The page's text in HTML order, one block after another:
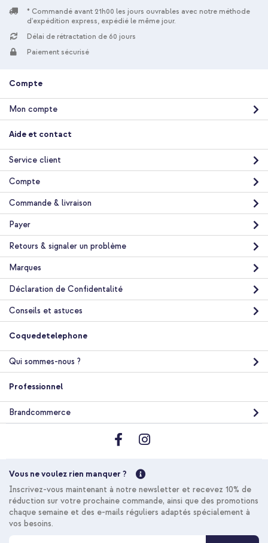
* Commandé avant 21h00 les jours ouvrables avec notre méthode
d'expédition express, expédié le même jour.
Délai de rétractation de 60 jours
Paiement sécurisé
Compte
Mon compte
Aide et contact
Service client
Compte
Commande & livraison
Payer
Retours & signaler un problème
Marques
Déclaration de Confidentalité
Conseils et astuces
Coquedetelephone
Qui sommes-nous ?
Professionnel
Brandcommerce
Vous ne voulez rien manquer ?
Inscrivez-vous maintenant à notre newsletter et recevez 10% de
réduction sur votre prochaine commande, ainsi que des promotions
chaque semaine et des e-mails réguliers adaptés spécialement à
vos besoins.